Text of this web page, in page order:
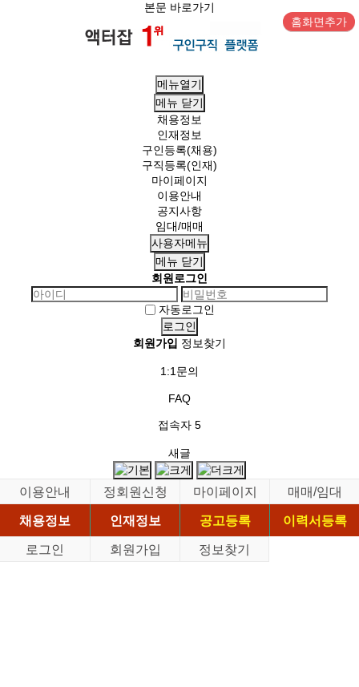
본문 바로가기
홈화면추가
메뉴열기
메뉴 닫기
채용정보
인재정보
구인등록(채용)
구직등록(인재)
마이페이지
이용안내
공지사항
임대/매매
사용자메뉴
메뉴 닫기
회원로그인
자동로그인
회원가입 정보찾기
1:1문의
FAQ
접속자 5
새글
이용안내 정회원신청 마이페이지
매매/임대
채용정보
인재정보 공고등록
이력서등록
로그인
회원가입 정보찾기